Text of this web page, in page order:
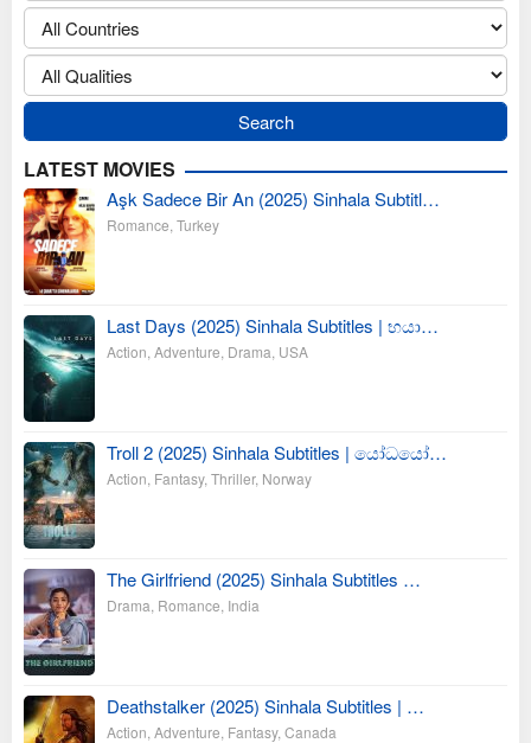
LATEST MOVIES
Aşk Sadece Bir An (2025) Sinhala Subtitl…
Romance Turkey
Last Days (2025) Sinhala Subtitles | භයා…
Action Adventure Drama USA
Troll 2 (2025) Sinhala Subtitles | යෝධයෝ…
Action Fantasy, Thriller, Norway
The Girlfriend (2025) Sinhala Subtitles …
Drama Romance India
Deathstalker (2025) Sinhala Subtitles | …
Action Adventure Fantasy, Canada